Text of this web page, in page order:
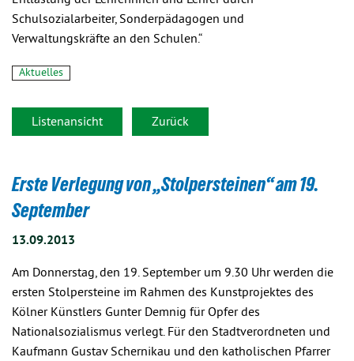
Schulsozialarbeiter, Sonderpädagogen und
Verwaltungskräfte an den Schulen.“
Aktuelles
Listenansicht Zurück
Erste Verlegung von „Stolpersteinen“ am 19.
September
13.09.2013
Am Donnerstag, den 19. September um 9.30 Uhr werden die
ersten Stolpersteine im Rahmen des Kunstprojektes des
Kölner Künstlers Gunter Demnig für Opfer des
Nationalsozialismus verlegt. Für den Stadtverordneten und
Kaufmann Gustav Schernikau und den katholischen Pfarrer